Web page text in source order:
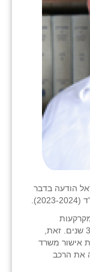
ישראל הודעה בדבר
ה"משבצת" שרמ"י משכירה לתקופות של עד 3 שנים. זאת,
אישור משרד
את הרכב